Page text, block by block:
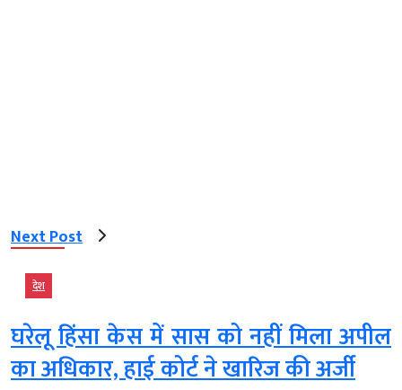
Next Post
देश
घरेलू हिंसा केस में सास को नहीं मिला अपील
का अधिकार, हाई कोर्ट ने खारिज की अर्जी